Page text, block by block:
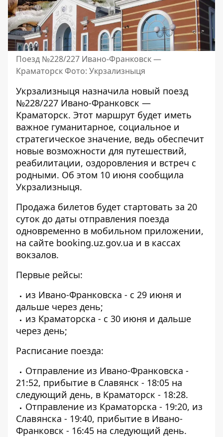
Поезд №228/227 Ивано-Франковск —
Краматорск Фото: Укрзализныця
Укрзализныця назначила новый поезд
№228/227 Ивано-Франковск —
Краматорск. Этот маршрут будет иметь
важное гуманитарное, социальное и
стратегическое значение, ведь обеспечит
новые возможности для путешествий,
реабилитации, оздоровления и встреч с
родными. Об этом 10 июня сообщила
Укрзализныця.
Продажа билетов будет стартовать за 20
суток до даты отправления поезда
одновременно в мобильном приложении,
на сайте booking.uz.gov.ua и в кассах
вокзалов.
Первые рейсы:
из Ивано-Франковска - с 29 июня и
дальше через день;
из Краматорска - с 30 июня и дальше
через день;
Расписание поезда:
Отправление из Ивано-Франковска -
21:52, прибытие в Славянск - 18:05 на
следующий день, в Краматорск - 18:28.
Отправление из Краматорска - 19:20, из
Славянска - 19:40, прибытие в Ивано-
Франковск - 16:45 на следующий день.